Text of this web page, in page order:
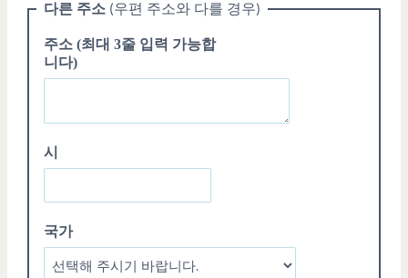
다른 주소 (우편 주소와 다를 경우)
주소 (최대 3줄 입력 가능합
니다)
시
국가